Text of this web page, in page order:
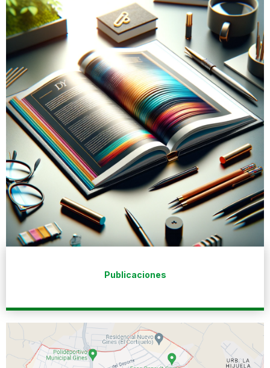
Publicaciones